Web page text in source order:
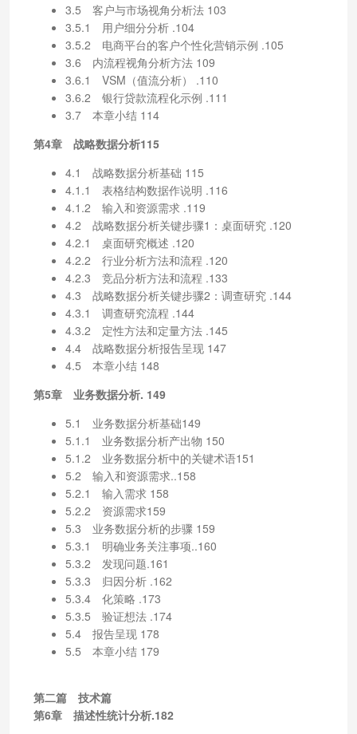
3.5 客户与市场视角分析法 103
3.5.1 用户细分分析 .104
3.5.2 电商平台的客户个性化营销示例 .105
3.6 内流程视角分析方法 109
3.6.1 VSM（值流分析） .110
3.6.2 银行贷款流程化示例 .111
3.7 本章小结 114
第4章 战略数据分析115
4.1 战略数据分析基础 115
4.1.1 表格结构数据作说明 .116
4.1.2 输入和资源需求 .119
4.2 战略数据分析关键步骤1：桌面研究 .120
4.2.1 桌面研究概述 .120
4.2.2 行业分析方法和流程 .120
4.2.3 竞品分析方法和流程 .133
4.3 战略数据分析关键步骤2：调查研究 .144
4.3.1 调查研究流程 .144
4.3.2 定性方法和定量方法 .145
4.4 战略数据分析报告呈现 147
4.5 本章小结 148
第5章 业务数据分析. 149
5.1 业务数据分析基础149
5.1.1 业务数据分析产出物 150
5.1.2 业务数据分析中的关键术语151
5.2 输入和资源需求..158
5.2.1 输入需求 158
5.2.2 资源需求159
5.3 业务数据分析的步骤 159
5.3.1 明确业务关注事项..160
5.3.2 发现问题.161
5.3.3 归因分析 .162
5.3.4 化策略 .173
5.3.5 验证想法 .174
5.4 报告呈现 178
5.5 本章小结 179
第二篇 技术篇
第6章 描述性统计分析.182